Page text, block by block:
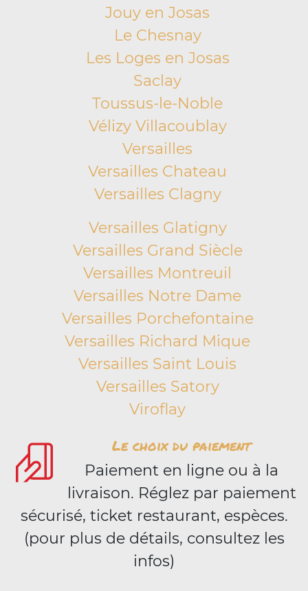
Jouy en Josas
Le Chesnay
Les Loges en Josas
Saclay
Toussus-le-Noble
Vélizy Villacoublay
Versailles
Versailles Chateau
Versailles Clagny
Versailles Glatigny
Versailles Grand Siècle
Versailles Montreuil
Versailles Notre Dame
Versailles Porchefontaine
Versailles Richard Mique
Versailles Saint Louis
Versailles Satory
Viroflay
Le choix du paiement
Paiement en ligne ou à la
livraison. Réglez par paiement
sécurisé, ticket restaurant, espèces.
(pour plus de détails, consultez les
infos)